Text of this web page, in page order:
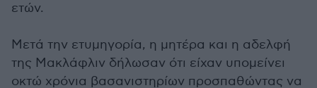
ετών.
Μετά την ετυμηγορία, η μητέρα και η αδελφή
της Μακλάφλιν δήλωσαν ότι είχαν υπομείνει
οκτώ χρόνια βασανιστηρίων προσπαθώντας να